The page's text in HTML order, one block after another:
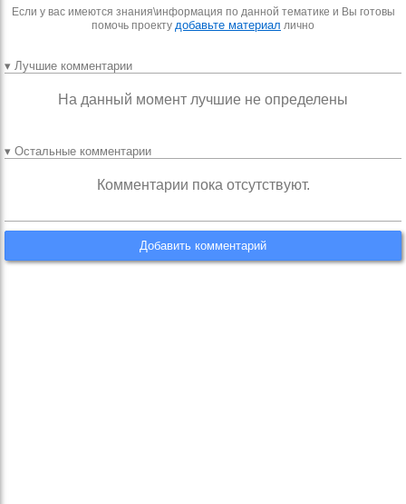
Если у вас имеются знания\информация по данной тематике и Вы готовы
помочь проекту добавьте материал лично
▾ Лучшие комментарии
На данный момент лучшие не определены
▾ Остальные комментарии
Комментарии пока отсутствуют.
Добавить комментарий